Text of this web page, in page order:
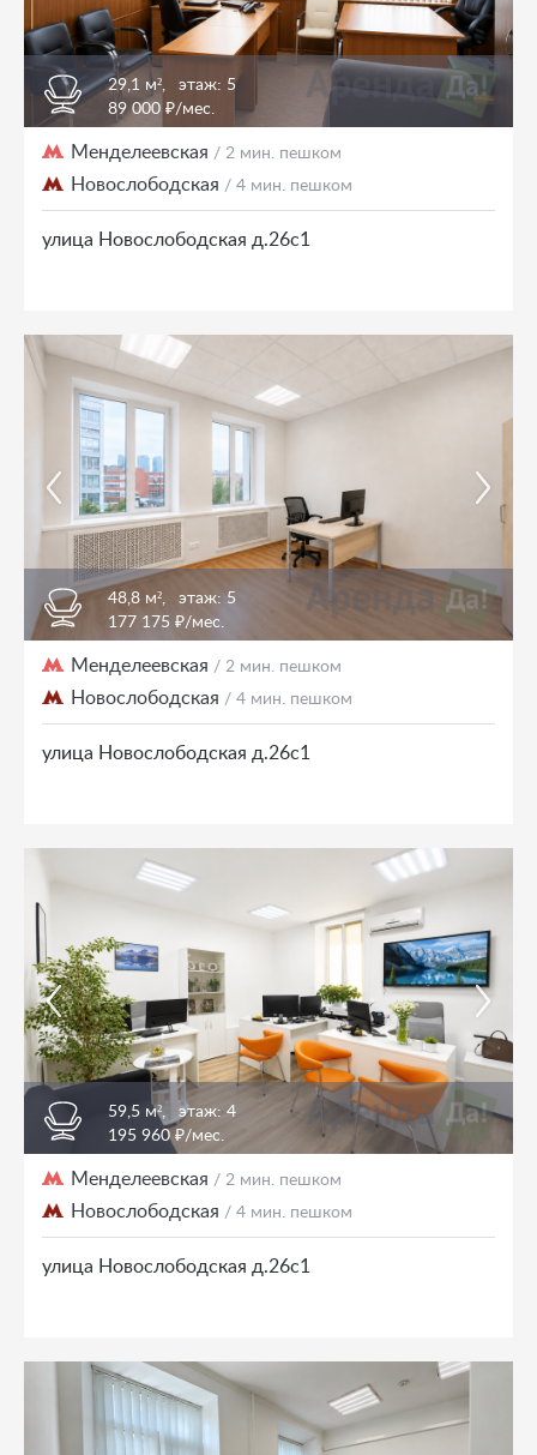
29,1 м²,
этаж: 5
89 000 ₽/мес.
Менделеевская / 2 мин. пешком
Новослободская / 4 мин. пешком
улица Новослободская д.26с1
48,8 м²,
этаж: 5
177 175 ₽/мес.
Менделеевская / 2 мин. пешком
Новослободская / 4 мин. пешком
улица Новослободская д.26с1
59,5 м²,
этаж: 4
195 960 ₽/мес.
Менделеевская / 2 мин. пешком
Новослободская / 4 мин. пешком
улица Новослободская д.26с1